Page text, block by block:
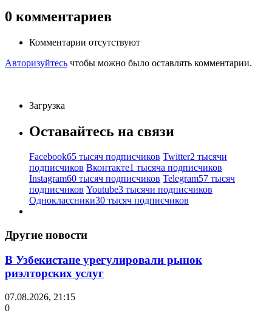
0 комментариев
Комментарии отсутствуют
Авторизуйтесь чтобы можно было оставлять комментарии.
Загрузка
Оставайтесь на связи
Facebook65 тысяч подписчиков Twitter2 тысячи
подписчиков Вконтакте1 тысяча подписчиков
Instagram60 тысяч подписчиков Telegram57 тысяч
подписчиков Youtube3 тысячи подписчиков
Одноклассники30 тысяч подписчиков
Другие новости
В Узбекистане урегулировали рынок
риэлторских услуг
07.08.2026, 21:15
0